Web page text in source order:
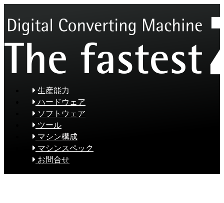
生産能力
ハードウェア
ソフトウェア
ツール
マシン構成
マシンスペック
お問合せ